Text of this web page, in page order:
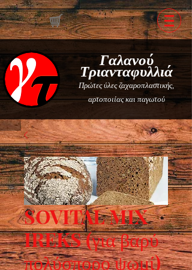
Γαλανού
Τριανταφυλλιά
Πρώτες ύλες ζαχαροπλαστικής,
αρτοποιίας και παγωτού
SOVITAL MIX
IREKS (για βαρύ
πολύσπορο ψωμί)